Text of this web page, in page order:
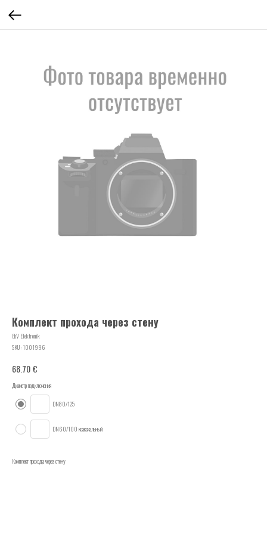
Комплект прохода через стену
EbV Elektronik
SKU: 1001996
68.70€
Диаметр подключения
DN80/125
DN60/100 коаксиальный
Комплект прохода через стену